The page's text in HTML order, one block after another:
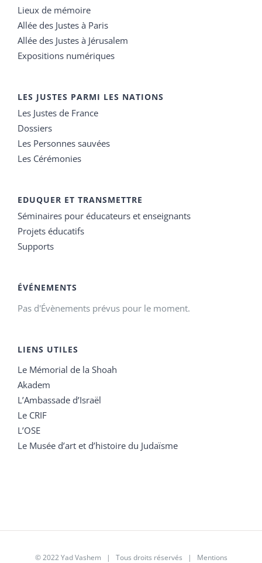
Lieux de mémoire
Allée des Justes à Paris
Allée des Justes à Jérusalem
Expositions numériques
LES JUSTES PARMI LES NATIONS
Les Justes de France
Dossiers
Les Personnes sauvées
Les Cérémonies
EDUQUER ET TRANSMETTRE
Séminaires pour éducateurs et enseignants
Projets éducatifs
Supports
ÉVÉNEMENTS
Pas d'Évènements prévus pour le moment.
LIENS UTILES
Le Mémorial de la Shoah
Akadem
L’Ambassade d’Israël
Le CRIF
L’OSE
Le Musée d’art et d’histoire du Judaïsme
© 2022 Yad Vashem | Tous droits réservés | Mentions